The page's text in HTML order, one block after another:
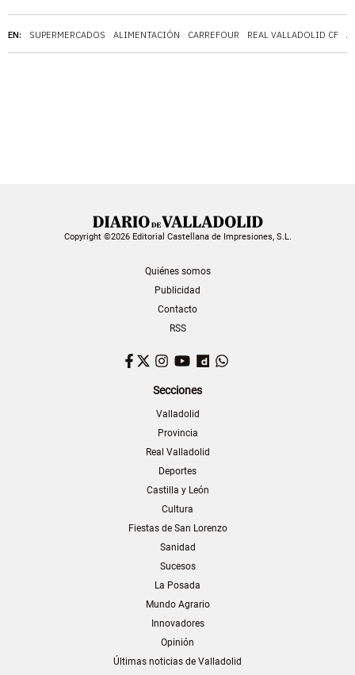
EN: SUPERMERCADOS ALIMENTACIÓN CARREFOUR REAL VALLADOLID CF
Copyright ©2026 Editorial Castellana de Impresiones, S.L.
Quiénes somos
Publicidad
Contacto
RSS
Facebook
TwitterInstagram
YouTubeDailymotion
Secciones
Valladolid
Provincia
Real Valladolid
Deportes
Castilla y León
Cultura
Fiestas de San Lorenzo
Sanidad
Sucesos
La Posada
Mundo Agrario
Innovadores
Opinión
Últimas noticias de Valladolid